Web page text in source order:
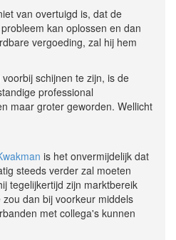
van overtuigd is, dat de
kan oplossen en dan
vergoeding, zal hij hem
schijnen te zijn, is de
professional
maar groter geworden. Wellicht
is het onvermijdelijk dat
steeds verder zal moeten
tegelijkertijd zijn marktbereik
dan bij voorkeur middels
met collega's kunnen